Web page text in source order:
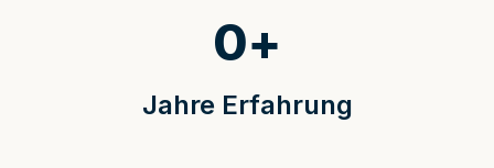
Jahre Erfahrung
0+